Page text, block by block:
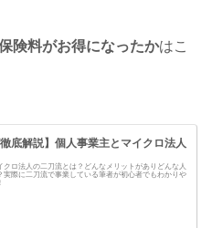
険料がお得になったかはこ
徹底解説】個人事業主とマイクロ法人
クロ法人の二刀流とは？どんなメリットがありどんな人
実際に二刀流で事業している筆者が初心者でもわかりや